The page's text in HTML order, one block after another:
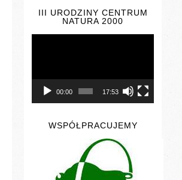
III URODZINY CENTRUM
NATURA 2000
00:00 17:53
WSPÓŁPRACUJEMY